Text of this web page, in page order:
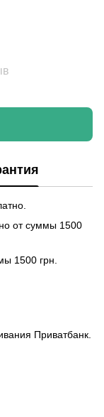
от суммы 1500
1500 грн.
Приватбанк.